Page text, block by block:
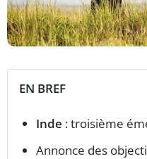
EN BREF
Inde : troisième
Annonce des